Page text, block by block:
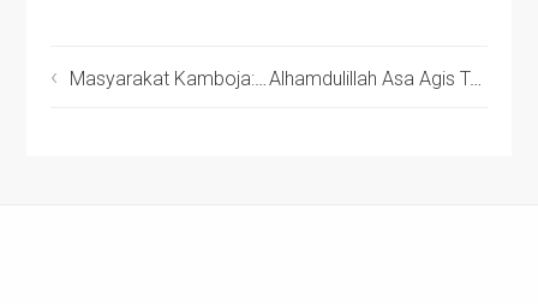
Masyarakat Kamboja: “Ini Pertama Kalinya Ada Kurban dari Indonesia” Alhamdulillah Asa Agis Terwujud